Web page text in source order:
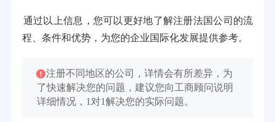
通过以上信息，您可以更好地了解注册法国公司的流
程、条件和优势，为您的企业国际化发展提供参考。
注册不同地区的公司，详情会有所差异，为
了快速解决您的问题，建议您向工商顾问说明
详细情况，1对1解决您的实际问题。